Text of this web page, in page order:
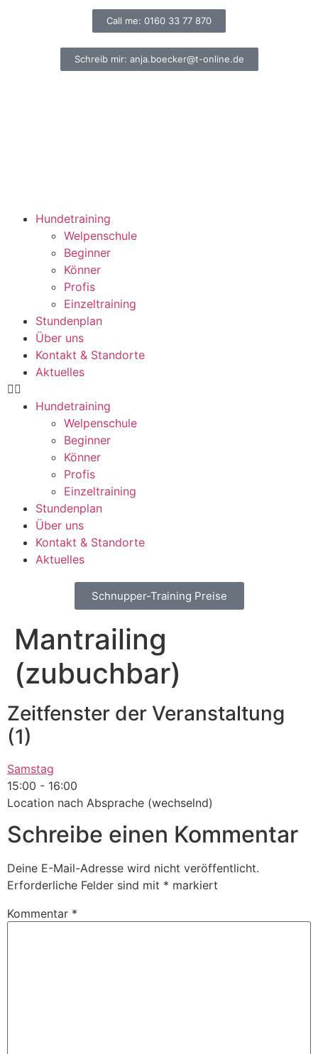
Call me: 0160 33 77 870
Schreib mir: anja.boecker@t-online.de
Hundetraining
Welpenschule
Beginner
Könner
Profis
Einzeltraining
Stundenplan
Über uns
Kontakt & Standorte
Aktuelles
Hundetraining
Welpenschule
Beginner
Könner
Profis
Einzeltraining
Stundenplan
Über uns
Kontakt & Standorte
Aktuelles
Schnupper-Training Preise
Mantrailing
(zubuchbar)
Zeitfenster der Veranstaltung
(1)
Samstag
15:00 - 16:00
Location nach Absprache (wechselnd)
Schreibe einen Kommentar
Deine E-Mail-Adresse wird nicht veröffentlicht.
Erforderliche Felder sind mit * markiert
Kommentar *